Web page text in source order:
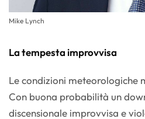
Mike Lynch
La tempesta improvvisa
Le condizioni meteorologiche
Con buona probabilità un
discensionale improvvisa e